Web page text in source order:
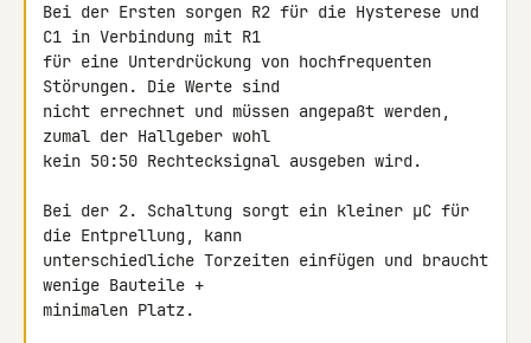
Bei der Ersten sorgen R2 für die Hysterese und
C1 in Verbindung mit R1
für eine Unterdrückung von hochfrequenten
Störungen. Die Werte sind
nicht errechnet und müssen angepaßt werden,
zumal der Hallgeber wohl
kein 50:50 Rechtecksignal ausgeben wird.
Bei der 2. Schaltung sorgt ein kleiner µC für
die Entprellung, kann
unterschiedliche Torzeiten einfügen und braucht
wenige Bauteile +
minimalen Platz.